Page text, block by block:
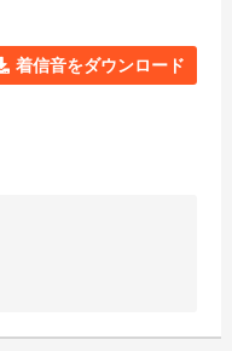
着信音をダウンロード